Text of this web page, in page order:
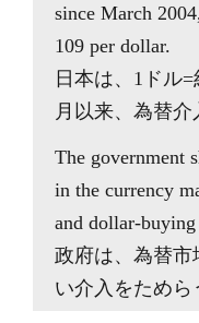
since March
109 per dollar.
日本は、1ドル
月以来、為替介
The government
in the currency
and dollar-buying
政府は、為替市
い介入をためら